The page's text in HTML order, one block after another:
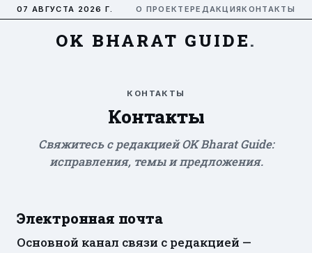
07 АВГУСТА 2026 Г. О ПРОЕКТЕРЕДАКЦИЯКОНТАКТЫ
OK BHARAT GUIDE.
КОНТАКТЫ
Контакты
Свяжитесь с редакцией OK Bharat Guide:
исправления, темы и предложения.
Электронная почта
Основной канал связи с редакцией —